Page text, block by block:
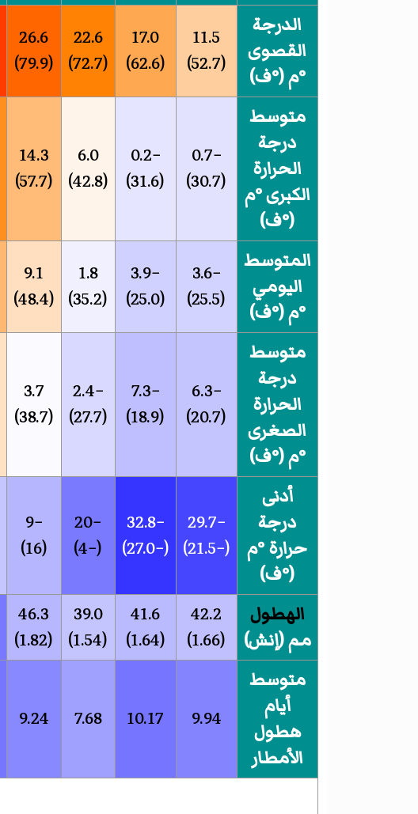
الدرجة
القصوى
°م (°ف)
11.5
(52.7)
17.0
(62.6)
22.6
(72.7)
26.6
(79.9)
متوسط
درجة
الحرارة
الكبرى °م
(°ف)
−0.7
(30.7)
−0.2
(31.6)
6.0
(42.8)
14.3
(57.7)
المتوسط
اليومي
°م (°ف)
−3.6
(25.5)
−3.9
(25.0)
1.8
(35.2)
9.1
(48.4)
متوسط
درجة
الحرارة
الصغرى
°م (°ف)
−6.3
(20.7)
−7.3
(18.9)
−2.4
(27.7)
3.7
(38.7)
أدنى
درجة
حرارة °م
(°ف)
−29.7
(−21.5)
−32.8
(−27.0)
−20
(−4)
−9
(16)
الهطول
مم (إنش)
42.2
(1.66)
41.6
(1.64)
39.0
(1.54)
46.3
(1.82)
متوسط
أيام
هطول
الأمطار
9.94
10.17
7.68
9.24